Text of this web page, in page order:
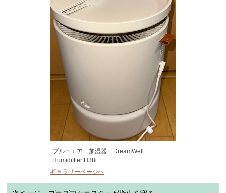
ブルーエア 加湿器 DreamWell
Humidiffier H38i
ギャラリーページへ